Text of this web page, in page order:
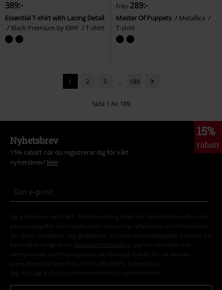
389:-
Essential T-shirt with Lacing Detail
Black Premium by EMP
T-shirt
Från 289:-
Master Of Puppets
Metallica
T-shirt
1 2 3 ... 189
Sida 1 Av 189
15%
rabatt
Nyhetsbrev
15% rabatt när du registrerar dig för vårt
nyhetsbrev! Mer
Jag godkänner att E.M.P. Merchandising mbH har rätt att behandla mina
personuppgifter och regelbundet skicka mig nyhetsbrev och information
om deras produkter. Jag godkänner att mina personuppgifter kommer att
behandlas enligt deras
Datasekretesspolicy
. Jag kan återkalla mitt
samtycke när som helst genom att klicka på länken för att avsluta
prenumeration som finns med i alla EMP:s nyhetsbrev.
Här kan jag avsluta prenumerationen på nyhetsbrevet.